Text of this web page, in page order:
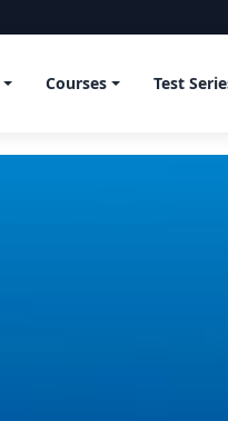
Courses Test